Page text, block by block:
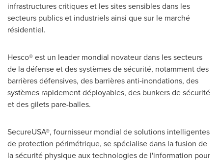
infrastructures critiques et les sites sensibles dans les
secteurs publics et industriels ainsi que sur le marché
résidentiel.
Hesco® est un leader mondial novateur dans les secteurs
de la défense et des systèmes de sécurité, notamment des
barrières défensives, des barrières anti-inondations, des
systèmes rapidement déployables, des bunkers de sécurité
et des gilets pare-balles.
SecureUSA®, fournisseur mondial de solutions intelligentes
de protection périmétrique, se spécialise dans la fusion de
la sécurité physique aux technologies de l'information pour